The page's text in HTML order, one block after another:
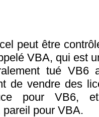
peut être
VBA, qui est
tué VB6
de vendre des
pour VB6,
pour VBA.